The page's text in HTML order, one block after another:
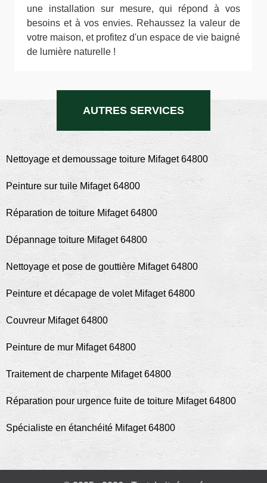
une installation sur mesure, qui répond à vos
besoins et à vos envies. Rehaussez la valeur de
votre maison, et profitez d'un espace de vie baigné
de lumière naturelle !
AUTRES SERVICES
Nettoyage et demoussage toiture Mifaget 64800
Peinture sur tuile Mifaget 64800
Réparation de toiture Mifaget 64800
Dépannage toiture Mifaget 64800
Nettoyage et pose de gouttière Mifaget 64800
Peinture et décapage de volet Mifaget 64800
Couvreur Mifaget 64800
Peinture de mur Mifaget 64800
Traitement de charpente Mifaget 64800
Réparation pour urgence fuite de toiture Mifaget 64800
Spécialiste en étanchéité Mifaget 64800